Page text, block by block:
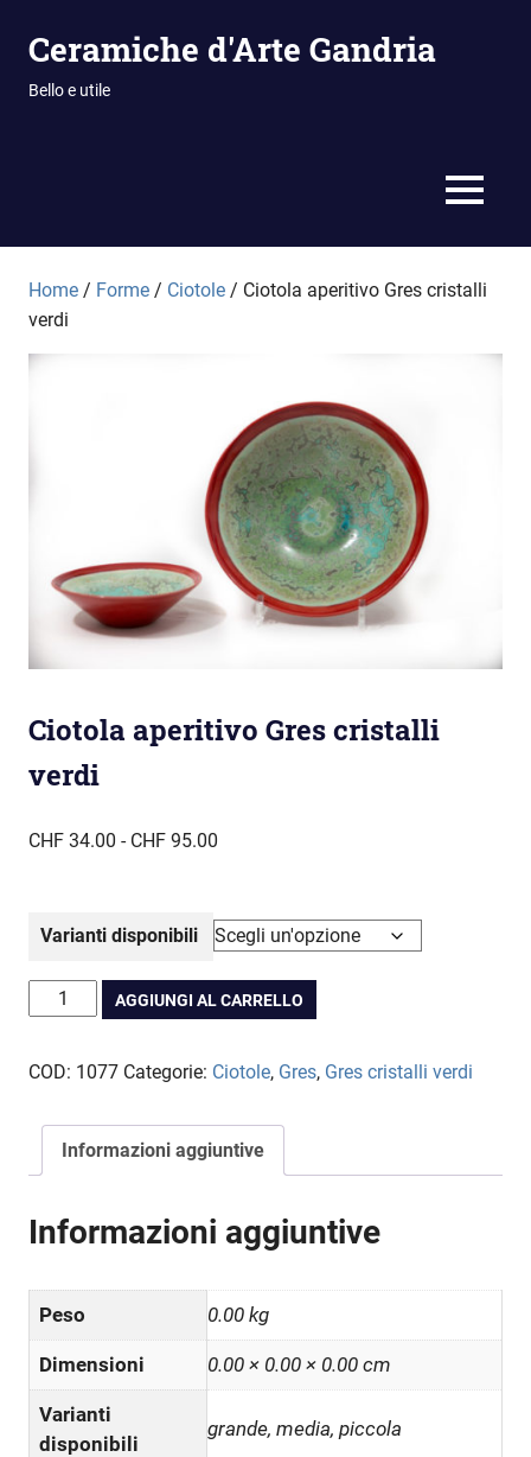
Ceramiche d'Arte Gandria
Bello e utile
MENU
Home / Forme / Ciotole / Ciotola aperitivo Gres cristalli
verdi
Ciotola aperitivo Gres cristalli
verdi
CHF 34.00 - CHF 95.00
da
CHF 34.00
CHF 95.00
Varianti disponibili
Ciotola
aperitivo
cristalli
quantità
AGGIUNGI AL CARRELLO
COD: 1077 Categorie: Ciotole, Gres, Gres cristalli verdi
Informazioni aggiuntive
Informazioni aggiuntive
Peso 0.00 kg
Dimensioni 0.00 × 0.00 × 0.00 cm
Varianti
disponibili
grande, media, piccola